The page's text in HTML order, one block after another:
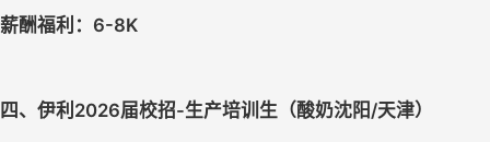
薪酬福利： 6-8K
四、伊利2026届校招-生产培训生（酸奶沈阳/天津）